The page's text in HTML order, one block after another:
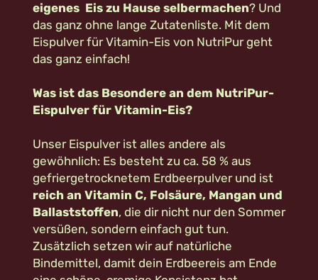
eigenes Eis zu Hause selbermachen? Und
das ganz ohne lange Zutatenliste. Mit dem
Eispulver für Vitamin-Eis von NutriPur geht
das ganz einfach!
Was ist das Besondere an dem NutriPur-
Eispulver für Vitamin-Eis?
Unser Eispulver ist alles andere als
gewöhnlich: Es besteht zu ca. 58 % aus
gefriergetrocknetem Erdbeerpulver und ist
reich an Vitamin C, Folsäure, Mangan und
Ballaststoffen, die dir nicht nur den Sommer
versüßen, sondern einfach gut tun.
Zusätzlich setzen wir auf natürliche
Bindemittel, damit dein Erdbeereis am Ende